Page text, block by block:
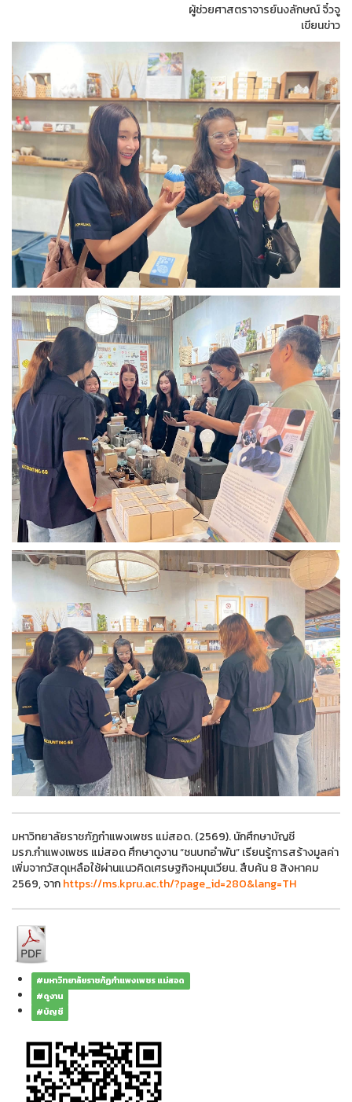
ผู้ช่วยศาสตราจารย์นงลักษณ์ จิ๋วจู
เขียนข่าว
มหาวิทยาลัยราชภัฏกำแพงเพชร แม่สอด. (2569). นักศึกษาบัญชี
มรภ.กำแพงเพชร แม่สอด ศึกษาดูงาน “ชนบทอำพัน” เรียนรู้การสร้างมูลค่า
เพิ่มจากวัสดุเหลือใช้ผ่านแนวคิดเศรษฐกิจหมุนเวียน. สืบค้น 8 สิงหาคม
2569, จากhttps://ms.kpru.ac.th/?page_id=280&lang=TH
#มหาวิทยาลัยราชภัฏกำแพงเพชร แม่สอด
#ดูงาน
#บัญชี